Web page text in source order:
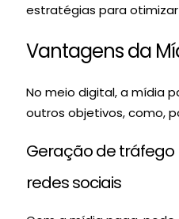
estratégias para
Vantagens da
No meio digital, a mídia
outros objetivos, como,
Geração de tráfego
redes sociais